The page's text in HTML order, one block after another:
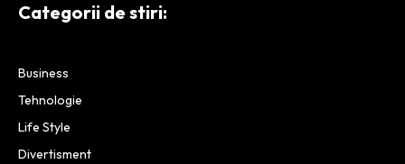
Categorii de stiri:
Business
Tehnologie
Life Style
Divertisment